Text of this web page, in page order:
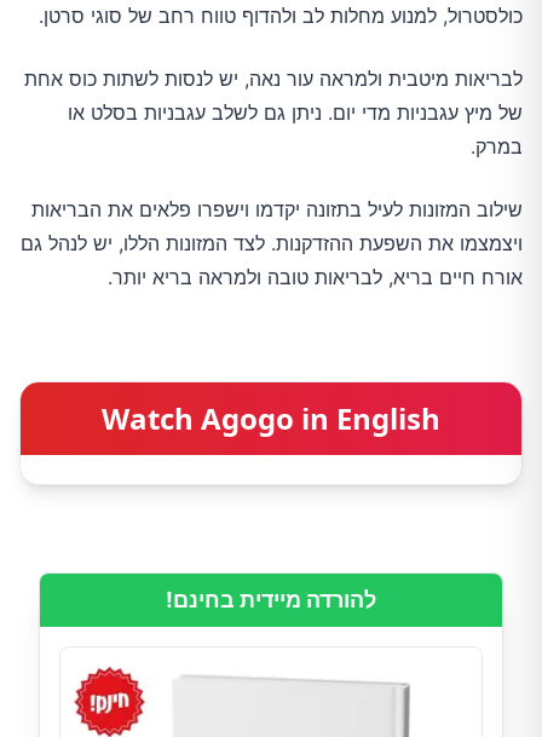
כולסטרול, למנוע מחלות לב ולהדוף טווח רחב של סוגי סרטן.
לבריאות מיטבית ולמראה עור נאה, יש לנסות לשתות כוס אחת
של מיץ עגבניות מדי יום. ניתן גם לשלב עגבניות בסלט או
במרק.
שילוב המזונות לעיל בתזונה יקדמו וישפרו פלאים את הבריאות
ויצמצמו את השפעת ההזדקנות. לצד המזונות הללו, יש לנהל גם
אורח חיים בריא, לבריאות טובה ולמראה בריא יותר.
Watch Agogo in English
להורדה מיידית בחינם!